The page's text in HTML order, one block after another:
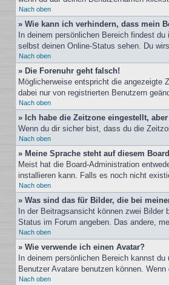
Nach oben
» Wie kann ich verhindern, dass mein
In deinem persönlichen Bereich findest
selbst deinen Online-Status sehen. Du
Nach oben
» Die Forenuhr geht falsch!
Möglicherweise entspricht die angezeigte
dabei nur von registrierten Benutzern
Nach oben
» Ich habe die Zeitzone eingestellt,
Wenn du dir sicher bist, dass du die
Nach oben
» Meine Sprache steht auf diesem
Meist hat die Board-Administration
installieren kann. Falls es noch nicht
Nach oben
» Was sind das für Bilder, die bei
In der Beitragsansicht können zwei
Status im Forum angeben. Das andere,
Nach oben
» Wie verwende ich einen Avatar?
In deinem persönlichen Bereich kannst
Benutzer Avatare benutzen können.
Nach oben